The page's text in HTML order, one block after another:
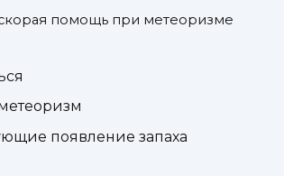
помощь при метеоризме
появление запаха